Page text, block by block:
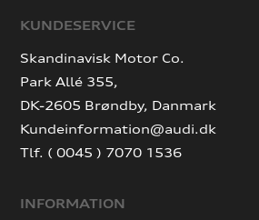
KUNDESERVICE
Skandinavisk Motor Co.
Park Allé 355,
DK-2605 Brøndby, Danmark
Kundeinformation@audi.dk
Tlf. ( 0045 ) 7070 1536
INFORMATION